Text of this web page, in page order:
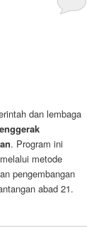
dan lembaga
. Program ini
metode
pengembangan
abad 21.